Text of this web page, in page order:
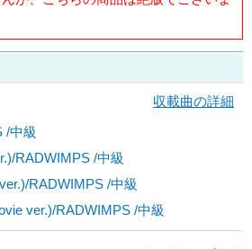
収載曲の詳細
/中級
RADWIMPS /中級
RADWIMPS /中級
ver.)/RADWIMPS /中級